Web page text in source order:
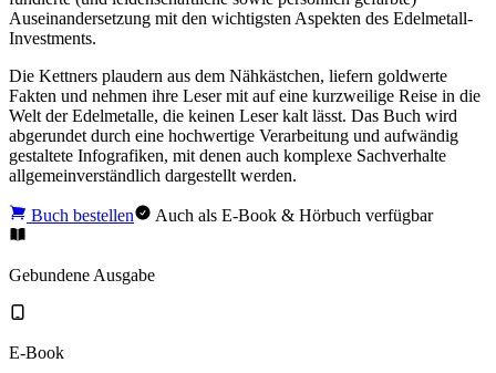
Auseinandersetzung mit den wichtigsten Aspekten des Edelmetall-
Investments.
Die Kettners plaudern aus dem Nähkästchen, liefern goldwerte
Fakten und nehmen ihre Leser mit auf eine kurzweilige Reise in die
Welt der Edelmetalle, die keinen Leser kalt lässt. Das Buch wird
abgerundet durch eine hochwertige Verarbeitung und aufwändig
gestaltete Infografiken, mit denen auch komplexe Sachverhalte
allgemeinverständlich dargestellt werden.
Buch bestellen Auch als E-Book & Hörbuch verfügbar
Gebundene Ausgabe
E-Book